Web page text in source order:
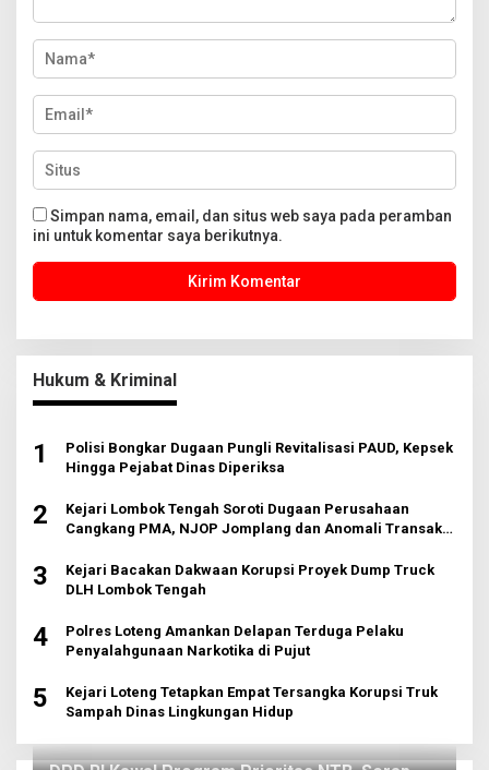
Simpan nama, email, dan situs web saya pada peramban
ini untuk komentar saya berikutnya.
Hukum & Kriminal
1
Polisi Bongkar Dugaan Pungli Revitalisasi PAUD, Kepsek
Hingga Pejabat Dinas Diperiksa
2
Kejari Lombok Tengah Soroti Dugaan Perusahaan
Cangkang PMA, NJOP Jomplang dan Anomali Transaksi
3
Kejari Bacakan Dakwaan Korupsi Proyek Dump Truck
DLH Lombok Tengah
4
Polres Loteng Amankan Delapan Terduga Pelaku
Penyalahgunaan Narkotika di Pujut
5
Kejari Loteng Tetapkan Empat Tersangka Korupsi Truk
Sampah Dinas Lingkungan Hidup